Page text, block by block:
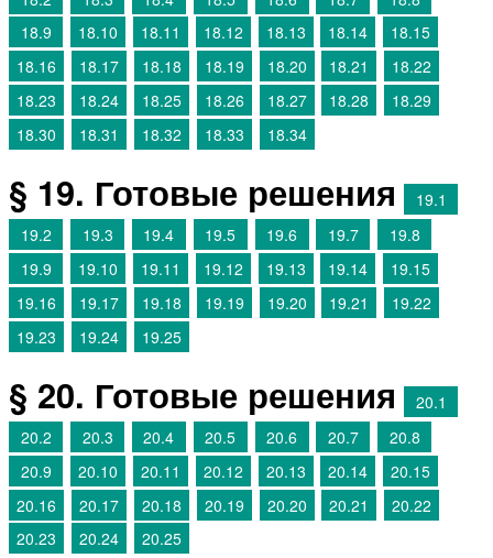
18.9
18.10 18.11 18.12 18.13 18.14
18.15
18.16
18.17 18.18 18.19 18.20 18.21
18.22
18.23
18.24 18.25 18.26 18.27 18.28
18.29
18.30
18.31 18.32 18.33 18.34
§ 19. Готовые решения
19.1
19.2
19.3 19.4 19.5 19.6 19.7
19.8
19.9
19.10 19.11 19.12 19.13 19.14
19.15
19.16
19.17 19.18 19.19 19.20 19.21
19.22
19.23
19.24 19.25
§ 20. Готовые решения
20.1
20.2
20.3 20.4 20.5 20.6 20.7
20.8
20.9
20.10 20.11 20.12 20.13 20.14
20.15
20.16
20.17 20.18 20.19 20.20 20.21
20.22
20.23
20.24 20.25